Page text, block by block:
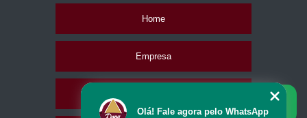
Home
Empresa
Olá! Fale agora pelo WhatsApp